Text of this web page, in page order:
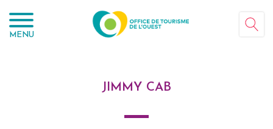
MENU
JIMMY CAB